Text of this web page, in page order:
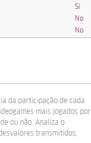
Sí
No
No
da participação de cada
mais jogados por
ou não. Analiza o
transmitidos,